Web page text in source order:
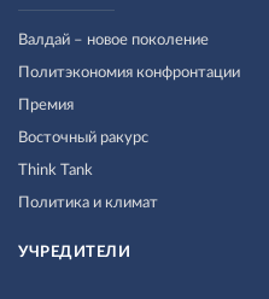
Валдай – новое поколение
Политэкономия конфронтации
Премия
Восточный ракурс
Think Tank
Политика и климат
УЧРЕДИТЕЛИ